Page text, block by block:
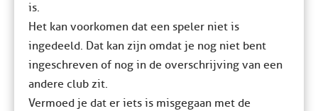
is.
Het kan voorkomen dat een speler niet is
ingedeeld. Dat kan zijn omdat je nog niet bent
ingeschreven of nog in de overschrijving van een
andere club zit.
Vermoed je dat er iets is misgegaan met de